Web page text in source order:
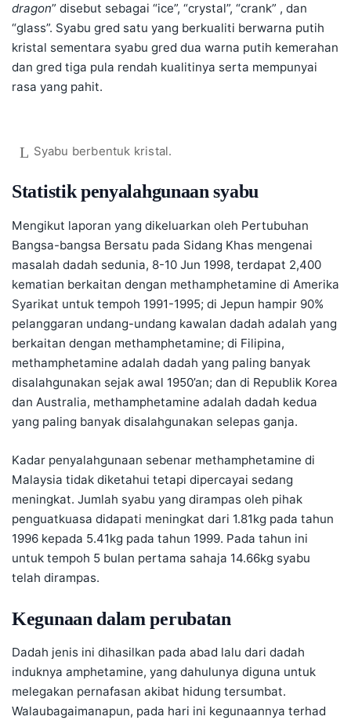
dragon” disebut sebagai “ice”, “crystal”, “crank” , dan
“glass”. Syabu gred satu yang berkualiti berwarna putih
kristal sementara syabu gred dua warna putih kemerahan
dan gred tiga pula rendah kualitinya serta mempunyai
rasa yang pahit.
Syabu berbentuk kristal.
Statistik penyalahgunaan syabu
Mengikut laporan yang dikeluarkan oleh Pertubuhan
Bangsa-bangsa Bersatu pada Sidang Khas mengenai
masalah dadah sedunia, 8-10 Jun 1998, terdapat 2,400
kematian berkaitan dengan methamphetamine di Amerika
Syarikat untuk tempoh 1991-1995; di Jepun hampir 90%
pelanggaran undang-undang kawalan dadah adalah yang
berkaitan dengan methamphetamine; di Filipina,
methamphetamine adalah dadah yang paling banyak
disalahgunakan sejak awal 1950’an; dan di Republik Korea
dan Australia, methamphetamine adalah dadah kedua
yang paling banyak disalahgunakan selepas ganja.
Kadar penyalahgunaan sebenar methamphetamine di
Malaysia tidak diketahui tetapi dipercayai sedang
meningkat. Jumlah syabu yang dirampas oleh pihak
penguatkuasa didapati meningkat dari 1.81kg pada tahun
1996 kepada 5.41kg pada tahun 1999. Pada tahun ini
untuk tempoh 5 bulan pertama sahaja 14.66kg syabu
telah dirampas.
Kegunaan dalam perubatan
Dadah jenis ini dihasilkan pada abad lalu dari dadah
induknya amphetamine, yang dahulunya diguna untuk
melegakan pernafasan akibat hidung tersumbat.
Walaubagaimanapun, pada hari ini kegunaannya terhad